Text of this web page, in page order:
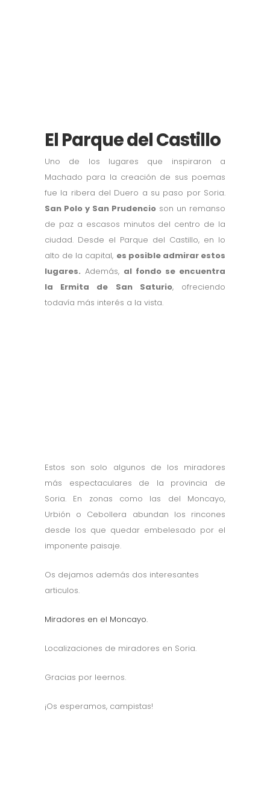
El Parque del Castillo
Uno de los lugares que inspiraron a
Machado para la creación de sus poemas
fue la ribera del Duero a su paso por Soria.
San Polo y San Prudencio son un remanso
de paz a escasos minutos del centro de la
ciudad. Desde el Parque del Castillo, en lo
alto de la capital, es posible admirar estos
lugares. Además, al fondo se encuentra
la Ermita de San Saturio, ofreciendo
todavía más interés a la vista.
Estos son solo algunos de los miradores
más espectaculares de la provincia de
Soria. En zonas como las del Moncayo,
Urbión o Cebollera abundan los rincones
desde los que quedar embelesado por el
imponente paisaje.
Os dejamos además dos interesantes
articulos.
Miradores en el Moncayo.
Localizaciones de miradores en Soria.
Gracias por leernos.
¡Os esperamos, campistas!